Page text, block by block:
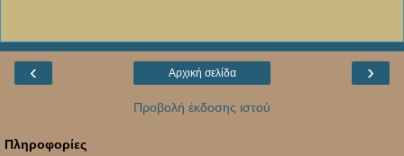
‹ ›
Αρχική σελίδα
Προβολή έκδοσης ιστού
Πληροφορίες